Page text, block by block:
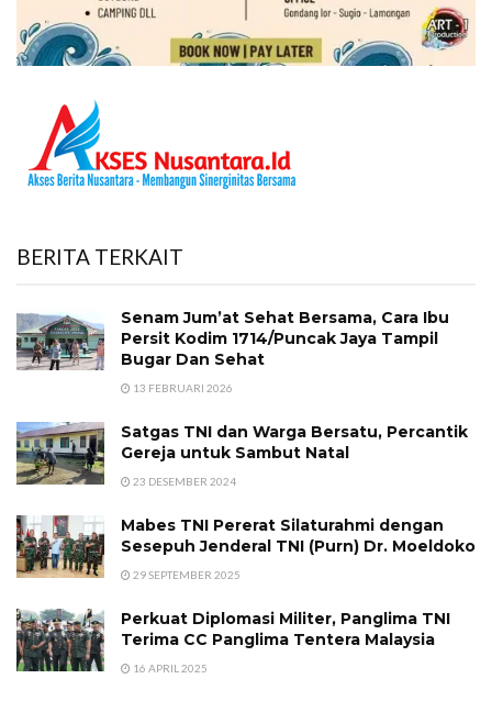
BERITA TERKAIT
Senam Jum’at Sehat Bersama, Cara Ibu
Persit Kodim 1714/Puncak Jaya Tampil
Bugar Dan Sehat
13 FEBRUARI 2026
Satgas TNI dan Warga Bersatu, Percantik
Gereja untuk Sambut Natal
23 DESEMBER 2024
Mabes TNI Pererat Silaturahmi dengan
Sesepuh Jenderal TNI (Purn) Dr. Moeldoko
29 SEPTEMBER 2025
Perkuat Diplomasi Militer, Panglima TNI
Terima CC Panglima Tentera Malaysia
16 APRIL 2025